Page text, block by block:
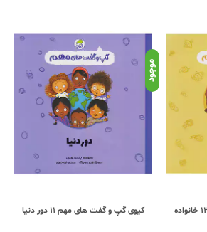
موجود
کیوی گپ و گفت های مهم 11 دور دنیا